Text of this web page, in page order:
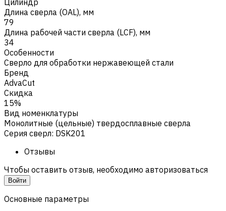
Длина сверла (OAL), мм
79
Длина рабочей части сверла (LCF), мм
34
Особенности
Сверло для обработки нержавеющей стали
Бренд
AdvaCut
Скидка
15%
Вид номенклатуры
Монолитные (цельные) твердосплавные сверла
Серия сверл: DSK201
Отзывы
Чтобы оставить отзыв, необходимо авторизоваться
Войти
Основные параметры